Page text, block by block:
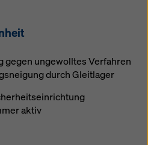
gegen ungewolltes Verfahren
durch Gleitlager
aktiv